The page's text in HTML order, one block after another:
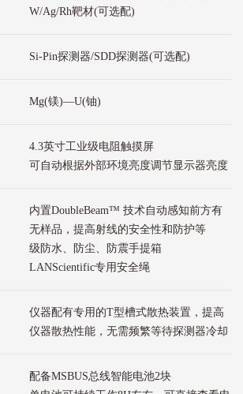
W/Ag/Rh靶材(可选配)
Si-Pin探测器/SDD探测器(可选配)
Mg(镁)—U(铀)
4.3英寸工业级电阻触摸屏
可自动根据外部环境亮度调节显示器亮度
内置DoubleBeam™ 技术自动感知前方有
无样品，提高射线的安全性和防护等
级防水、防尘、防震手提箱
LANScientific专用安全绳
仪器配有专用的T型槽式散热装置，提高
仪器散热性能，无需频繁等待探测器冷却
配备MSBUS总线智能电池2块